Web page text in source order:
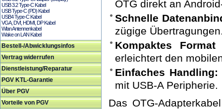
USB 3.2 Type-C Kabel
USB Type-C (PD) Kabel
USB4 Type-C Kabel
VGA, DVI, HDMI, DP Kabel
Wlan Antennenkabel
Wake on LAN Kabel
Bestell-/Abwicklungsinfos
Vertrag widerrufen
Dienstleistung/Reparatur
PGV KTL-Garantie
Über PGV
Vorteile von PGV
OTG direkt an
Schnelle
zügige
Kompaktes
erleichtert den
Einfaches Handling:
mit USB-A Peripherie.
Das OTG-